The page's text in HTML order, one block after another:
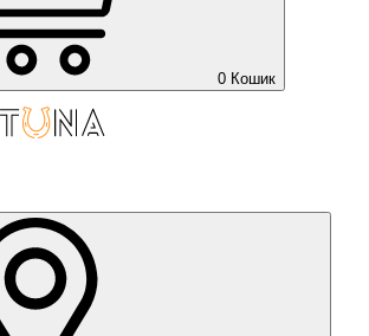
0 Кошик